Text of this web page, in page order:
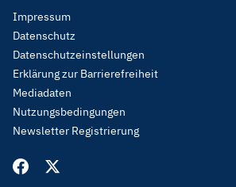
Footer
Menu
Legal
Impressum
Datenschutz
Datenschutzeinstellungen
Erklärung zur Barrierefreiheit
Mediadaten
Nutzungsbedingungen
Newsletter Registrierung